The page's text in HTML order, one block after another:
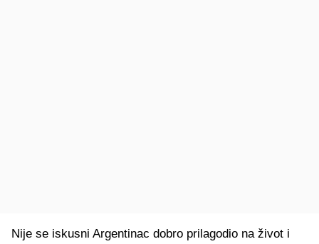
Nije se iskusni Argentinac dobro prilagodio na život i